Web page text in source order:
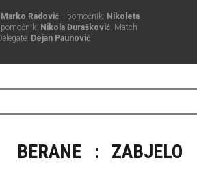
Marko Radović, I pomoćnik: Nikoleta
Nikola Đurašković, Match
Dejan Paunović
BERANE : ZABJELO